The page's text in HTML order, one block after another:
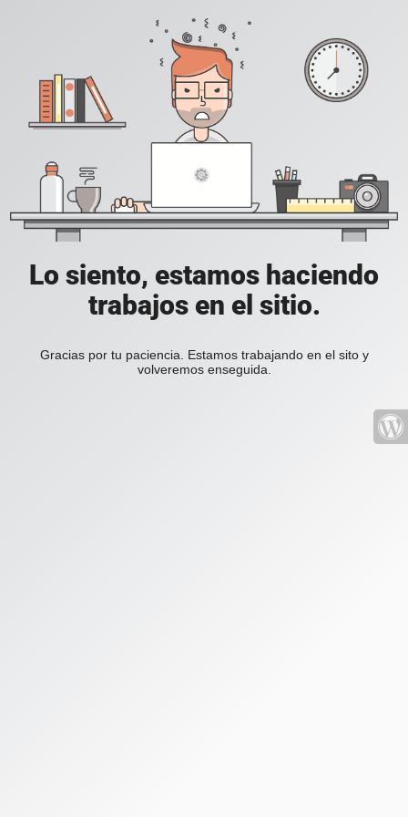
Lo siento, estamos haciendo
trabajos en el sitio.
Gracias por tu paciencia. Estamos trabajando en el sito y
volveremos enseguida.